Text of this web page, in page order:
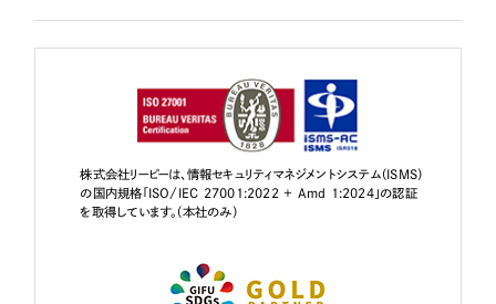
株式会社リーピーは、情報セキュリティマネジメントシステム（ISMS）
の国内規格「ISO/IEC 27001:2022 + Amd 1:2024」の認証
を取得しています。（本社のみ）